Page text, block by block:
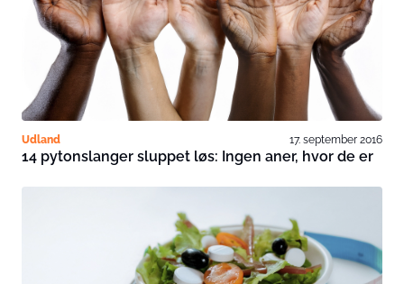
Udland 17. september 2016
14 pytonslanger sluppet løs: Ingen aner, hvor de er